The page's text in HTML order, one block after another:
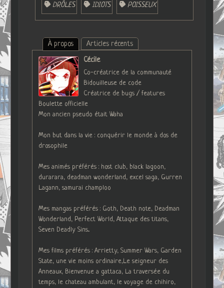
DRÔLES IDIOTS POISSEUX
À propos
Articles récents
Cécile
Co-créatrice de la communauté
Bidouilleuse de code
Créatrice de bugs / features
Boulette officielle
Mon ancien pseudo était Waha
Mon but dans la vie : conquérir le monde à dos de
drosophile
Mes animés préférés : host club, black lagoon,
durarara, deadman wonderland, excel saga, Gurren
Lagann, samurai champloo
Mes mangas préférés : Goth, Death note, Deadman
Wonderland, Perfect World, Attaque des titans,
Seven Deadly Sins...
Mes films préférés : Arrietty, Summer Wars, Garden
State, une vie moins ordinaire,Le seigneur des
Anneaux, Bienvenue a gattaca, La traversée du
temps, le chateau ambulant, le voyage de chihiro,